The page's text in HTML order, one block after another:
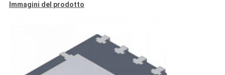
Immagini del prodotto